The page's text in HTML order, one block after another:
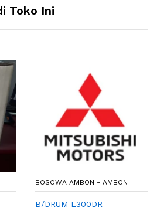
Toko Ini
BOSOWA AMBON - AMBON
B/DRUM L300DR